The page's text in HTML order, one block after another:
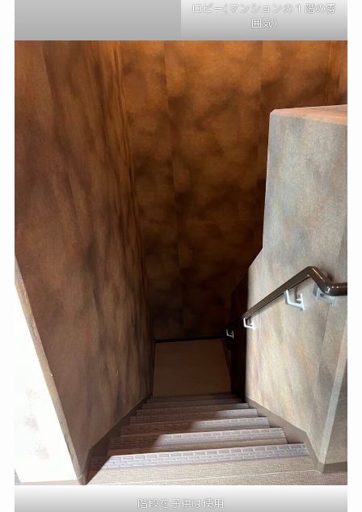
ロビー(マンションの１階の雰
囲気)
階段を子供は使用